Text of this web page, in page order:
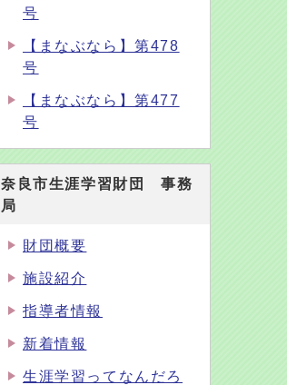
号
【まなぶなら】第478
号
【まなぶなら】第477
号
奈良市生涯学習財団 事務
局
財団概要
施設紹介
指導者情報
新着情報
生涯学習ってなんだろ